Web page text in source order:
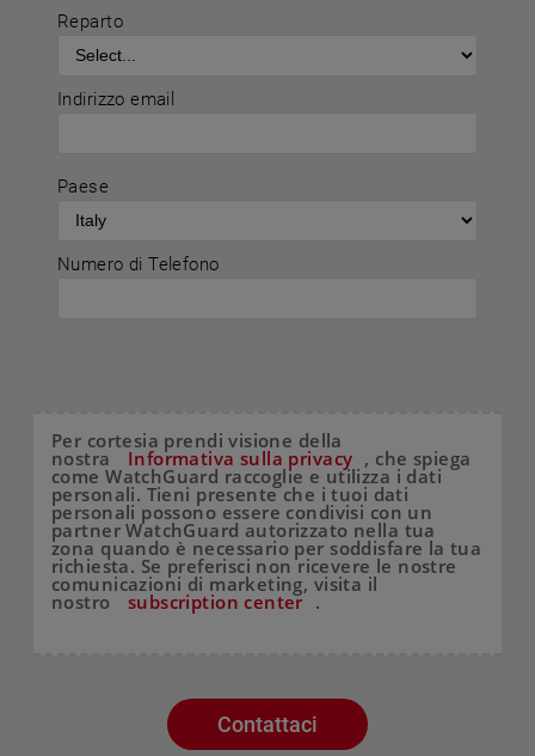
Reparto
Indirizzo email
Paese
Numero di Telefono
Per cortesia prendi visione della
nostra Informativa sulla privacy , che spiega
come WatchGuard raccoglie e utilizza i dati
personali. Tieni presente che i tuoi dati
personali possono essere condivisi con un
partner WatchGuard autorizzato nella tua
zona quando è necessario per soddisfare la tua
richiesta. Se preferisci non ricevere le nostre
comunicazioni di marketing, visita il
nostro subscription center .
Contattaci